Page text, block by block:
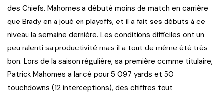
des Chiefs. Mahomes a débuté moins de match en carrière
que Brady en a joué en playoffs, et il a fait ses débuts à ce
niveau la semaine dernière. Les conditions difficiles ont un
peu ralenti sa productivité mais il a tout de même été très
bon. Lors de la saison régulière, sa première comme titulaire,
Patrick Mahomes a lancé pour 5 097 yards et 50
touchdowns (12 interceptions), des chiffres tout